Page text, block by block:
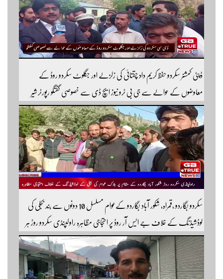
ڈپٹی کمشنر سکردو حفظ کریم داد چقتائی کی زلزلے اور جگلوٹ سکردو روڈ کے
معاوضوں کے حوالے سے جی بی ٹرو نیوز ایچ ڈی سے خصوصی گفتگو رپورٹر شیر
افضل روندو
سکردو بگاردو ،قمراہ، شکور آباد بگاردو کےعوام مسلسل 10 دونوں سے بند بجلی کی
لوڈشیڈنگ کے خلاف جے ایس آر روڈ پر احتجاجی مظاہرہ راولپنڈی سکردو روڑ ہر
قسم کی ٹریفک کے لئے بند۔۔ مزید اپڈیٹس کے لیے ہمارے یوٹیوب چینل کو
سبسکرائب کریں